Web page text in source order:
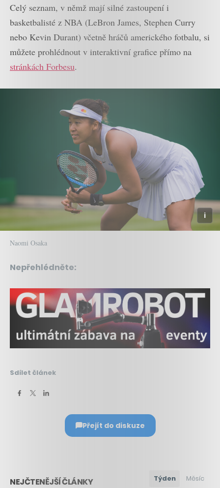
Celý seznam, v němž mají silné zastoupení i
basketbalisté z NBA (LeBron James, Stephen Curry
nebo Kevin Durant) včetně hráčů amerického fotbalu, si
můžete prohlédnout v interaktivní grafice přímo na
stránkách Forbesu.
Naomi Osaka
Nepřehlédněte:
Sdílet článek
Přejít do diskuze
NEJČTENĚJŠÍ ČLÁNKY Týden Měsíc